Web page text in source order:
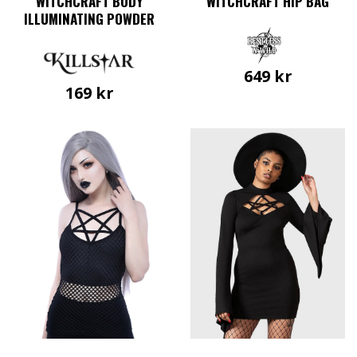
ILLUMINATING POWDER
169 kr
649 kr